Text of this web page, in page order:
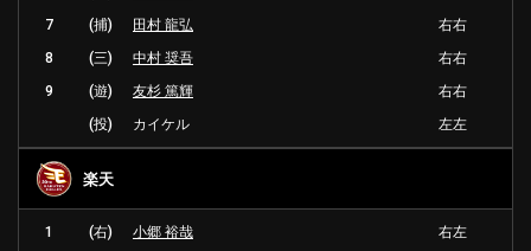
7
(捕) 田村 龍弘
右右
8
(三) 中村 奨吾
右右
9
(遊) 友杉 篤輝
右右
(投)
カイケル 左左
楽天
1 (右) 小郷 裕哉
右左